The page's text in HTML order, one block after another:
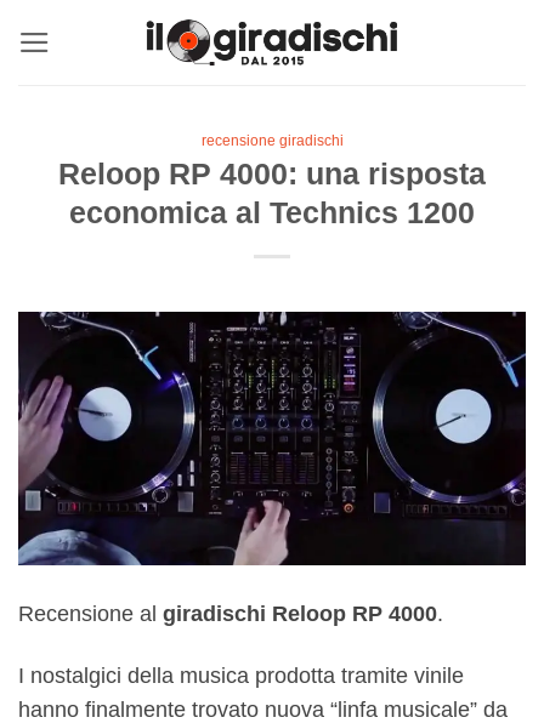
recensione giradischi
Reloop RP 4000: una risposta
economica al Technics 1200
Recensione al giradischi Reloop RP 4000.
I nostalgici della musica prodotta tramite vinile
hanno finalmente trovato nuova “linfa musicale” da